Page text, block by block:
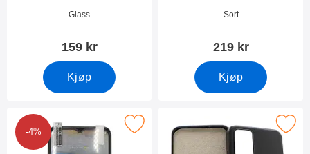
Varenummer 47780
Glass
159 kr
Kjøp
Varenummer 47779
Sort
219 kr
Kjøp
-4%
Merk skjermbeskyttelse Nokia G22 som favoritt
Merk tPU Deksel Nokia